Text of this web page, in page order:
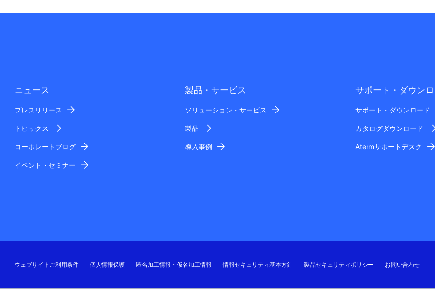
ニュース
プレスリリース
トピックス
コーポレートブログ
イベント・セミナー
製品・サービス
ソリューション・サービス
製品
導入事例
サポート・ダウン
サポート・ダウンロード
カタログダウンロード
Atermサポートデスク
ウェブサイトご利用条件 個人情報保護 匿名加工情報・仮名加工情報 情報セキュリティ基本方針 製品セキュリティポリシー お問い合わせ